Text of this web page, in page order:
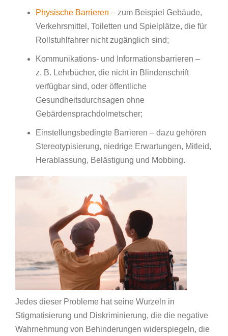
Physische Barrieren – zum Beispiel Gebäude,
Verkehrsmittel, Toiletten und Spielplätze, die für
Rollstuhlfahrer nicht zugänglich sind;
Kommunikations- und Informationsbarrieren –
z. B. Lehrbücher, die nicht in Blindenschrift
verfügbar sind, oder öffentliche
Gesundheitsdurchsagen ohne
Gebärdensprachdolmetscher;
Einstellungsbedingte Barrieren – dazu gehören
Stereotypisierung, niedrige Erwartungen, Mitleid,
Herablassung, Belästigung und Mobbing.
Jedes dieser Probleme hat seine Wurzeln in
Stigmatisierung und Diskriminierung, die die negative
Wahrnehmung von Behinderungen widerspiegeln, die